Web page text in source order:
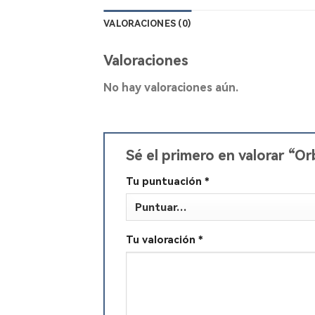
VALORACIONES (0)
Valoraciones
No hay valoraciones aún.
Sé el primero en valorar
Tu puntuación *
Tu valoración *